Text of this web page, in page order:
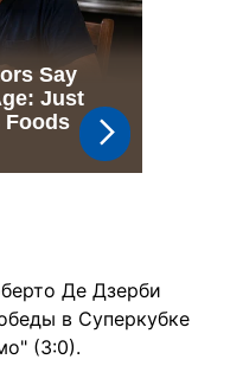
Де Дзерби
в Суперкубке
(3:0).